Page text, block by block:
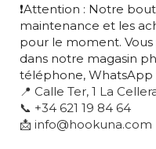
❗Attention : Notre
maintenance et les
pour le moment.
dans notre magasin
téléphone, WhatsApp
📍 Calle Ter, 1 La
📞 +34 621 19 84 64
📩 info@hookuna.com